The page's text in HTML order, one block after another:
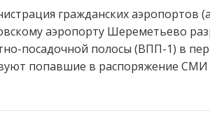
гражданских аэропортов
аэропорту Шереметьево
посадочной полосы (ВПП-1) в
попавшие в распоряжение